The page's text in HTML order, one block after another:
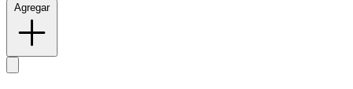
Agregar